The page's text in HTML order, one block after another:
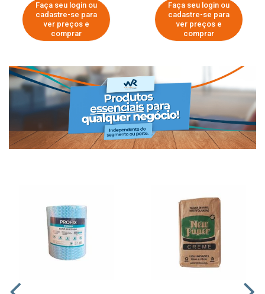
Faça seu login ou
cadastre-se para
ver preços e
comprar
Faça seu login ou
cadastre-se para
ver preços e
comprar